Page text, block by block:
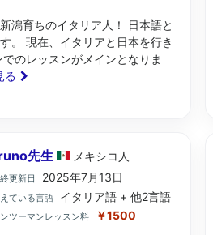
潟育ちのイタリア人！ 日本語と
。 現在、イタリアと日本を行き
のレッスンがメインとなりま
る
先生 メキシコ 人
更新日 2025年7月13日
ている言語 イタリア語 + 他2言語
ツーマンレッスン料 ￥1500